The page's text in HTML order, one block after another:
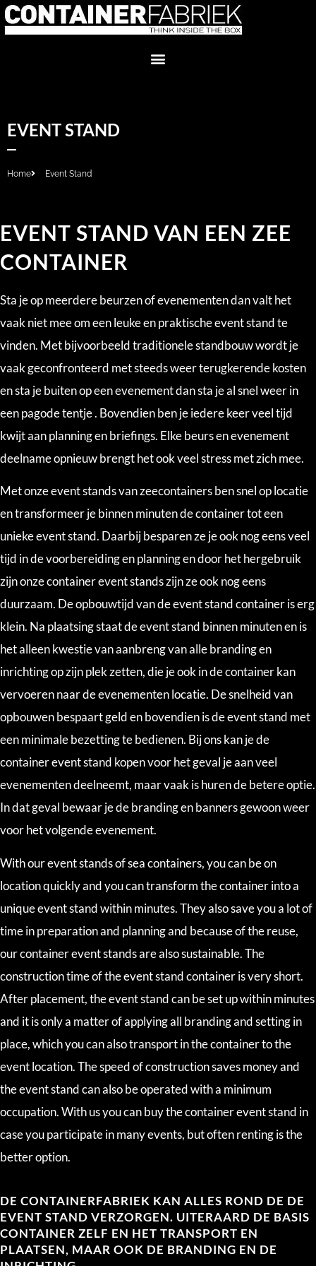
EVENT STAND
Home Event Stand
EVENT STAND VAN EEN ZEE
CONTAINER
Sta je op meerdere beurzen of evenementen dan valt het
vaak niet mee om een leuke en praktische event stand te
vinden. Met bijvoorbeeld traditionele standbouw wordt je
vaak geconfronteerd met steeds weer terugkerende kosten
en sta je buiten op een evenement dan sta je al snel weer in
een pagode tentje . Bovendien ben je iedere keer veel tijd
kwijt aan planning en briefings. Elke beurs en evenement
deelname opnieuw brengt het ook veel stress met zich mee.
Met onze event stands van zeecontainers ben snel op locatie
en transformeer je binnen minuten de container tot een
unieke event stand. Daarbij besparen ze je ook nog eens veel
tijd in de voorbereiding en planning en door het hergebruik
zijn onze container event stands zijn ze ook nog eens
duurzaam. De opbouwtijd van de event stand container is erg
klein. Na plaatsing staat de event stand binnen minuten en is
het alleen kwestie van aanbreng van alle branding en
inrichting op zijn plek zetten, die je ook in de container kan
vervoeren naar de evenementen locatie. De snelheid van
opbouwen bespaart geld en bovendien is de event stand met
een minimale bezetting te bedienen. Bij ons kan je de
container event stand kopen voor het geval je aan veel
evenementen deelneemt, maar vaak is huren de betere optie.
In dat geval bewaar je de branding en banners gewoon weer
voor het volgende evenement.
With our event stands of sea containers, you can be on
location quickly and you can transform the container into a
unique event stand within minutes. They also save you a lot of
time in preparation and planning and because of the reuse,
our container event stands are also sustainable. The
construction time of the event stand container is very short.
After placement, the event stand can be set up within minutes
and it is only a matter of applying all branding and setting in
place, which you can also transport in the container to the
event location. The speed of construction saves money and
the event stand can also be operated with a minimum
occupation. With us you can buy the container event stand in
case you participate in many events, but often renting is the
better option.
DE CONTAINERFABRIEK KAN ALLES ROND DE DE
EVENT STAND VERZORGEN. UITERAARD DE BASIS
CONTAINER ZELF EN HET TRANSPORT EN
PLAATSEN, MAAR OOK DE BRANDING EN DE